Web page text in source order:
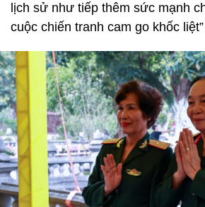
lịch sử như tiếp thêm sức mạnh
cuộc chiến tranh cam go khốc